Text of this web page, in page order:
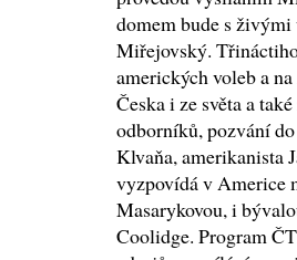
domem bude s
Miřejovský.
amerických voleb a
Česka i ze světa a
odborníků, pozvání
Klvaňa, amerikanista
vyzpovídá v Americe
Masarykovou, i
Coolidge. Program